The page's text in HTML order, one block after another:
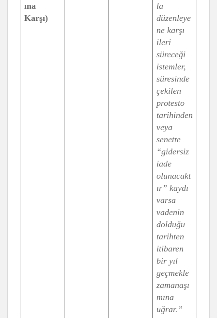
ına
Karşı)
la
düzenleye
ne karşı
ileri
süreceği
istemler,
süresinde
çekilen
protesto
tarihinden
veya
senette
“gidersiz
iade
olunacakt
ır” kaydı
varsa
vadenin
dolduğu
tarihten
itibaren
bir yıl
geçmekle
zamanaşı
mına
uğrar.”